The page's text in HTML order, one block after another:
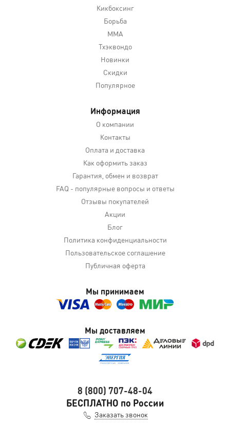
Кикбоксинг
Борьба
MMA
Тхэквондо
Новинки
Скидки
Популярное
Информация
О компании
Контакты
Оплата и доставка
Как оформить заказ
Гарантия, обмен и возврат
FAQ - популярные вопросы и ответы
Отзывы покупателей
Акции
Блог
Политика конфиденциальности
Пользовательское соглашение
Публичная оферта
Мы принимаем
Мы доставляем
8 (800) 707-48-04
БЕСПЛАТНО по России
Заказать звонок